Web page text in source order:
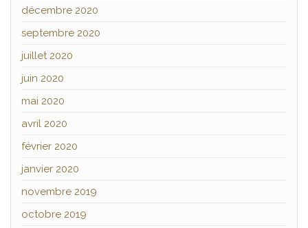
décembre 2020
septembre 2020
juillet 2020
juin 2020
mai 2020
avril 2020
février 2020
janvier 2020
novembre 2019
octobre 2019